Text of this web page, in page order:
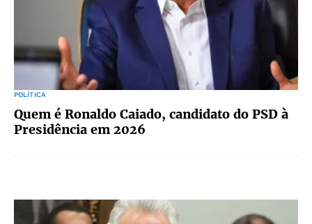
POLÍTICA
Quem é Ronaldo Caiado, candidato do PSD à
Presidência em 2026